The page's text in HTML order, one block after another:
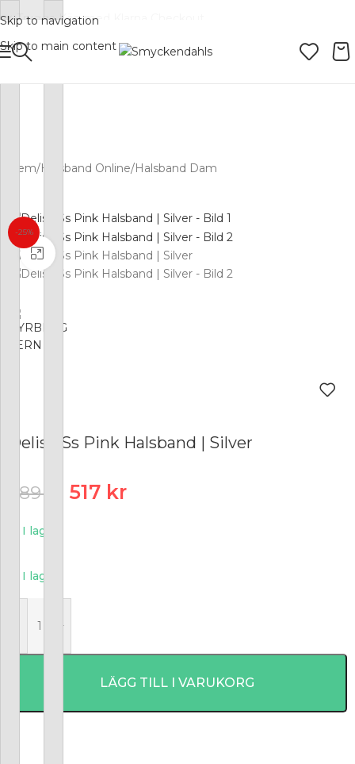
Skip to navigation
Skip to main content
Hem/Halsband Online/Halsband Dam
-25%
Förstora
Delise Ss Pink Halsband | Silver
689 517 kr
I lager
I lager
+
LÄGG TILL I VARUKORG